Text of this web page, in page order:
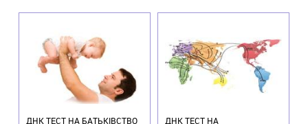
ДНК ТЕСТ НА БАТЬКІВСТВО
ДНК ТЕСТ НА